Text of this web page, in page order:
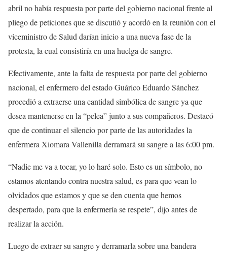
abril no había respuesta por parte del gobierno nacional frente al
pliego de peticiones que se discutió y acordó en la reunión con el
viceministro de Salud darían inicio a una nueva fase de la
protesta, la cual consistiría en una huelga de sangre.
Efectivamente, ante la falta de respuesta por parte del gobierno
nacional, el enfermero del estado Guárico Eduardo Sánchez
procedió a extraerse una cantidad simbólica de sangre ya que
desea mantenerse en la “pelea” junto a sus compañeros. Destacó
que de continuar el silencio por parte de las autoridades la
enfermera Xiomara Vallenilla derramará su sangre a las 6:00 pm.
“Nadie me va a tocar, yo lo haré solo. Esto es un símbolo, no
estamos atentando contra nuestra salud, es para que vean lo
olvidados que estamos y que se den cuenta que hemos
despertado, para que la enfermería se respete”, dijo antes de
realizar la acción.
Luego de extraer su sangre y derramarla sobre una bandera